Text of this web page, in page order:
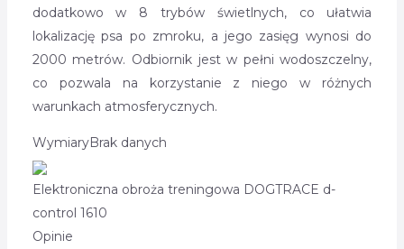
dodatkowo w 8 trybów świetlnych, co ułatwia
lokalizację psa po zmroku, a jego zasięg wynosi do
2000 metrów. Odbiornik jest w pełni wodoszczelny,
co pozwala na korzystanie z niego w różnych
warunkach atmosferycznych.
WymiaryBrak danych
Elektroniczna obroża treningowa DOGTRACE d-
control 1610
Opinie